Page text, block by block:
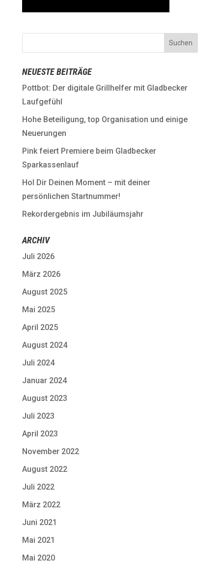
NEUESTE BEITRÄGE
Pottbot: Der digitale Grillhelfer mit Gladbecker
Laufgefühl
Hohe Beteiligung, top Organisation und einige
Neuerungen
Pink feiert Premiere beim Gladbecker
Sparkassenlauf
Hol Dir Deinen Moment – mit deiner
persönlichen Startnummer!
Rekordergebnis im Jubiläumsjahr
ARCHIV
Juli 2026
März 2026
August 2025
Mai 2025
April 2025
August 2024
Juli 2024
Januar 2024
August 2023
Juli 2023
April 2023
November 2022
August 2022
Juli 2022
März 2022
Juni 2021
Mai 2021
Mai 2020